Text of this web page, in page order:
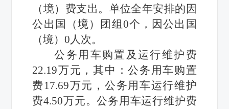
（境）费支出。单位全年安排的因
公出国（境）团组0个，因公出国
（境）0人次。
公务用车购置及运行维护费
22.19万元 ，其中 ：公务用车购置
费 17.69万元，公务用车运行维护
费4.50万元。公务用车运行维护费